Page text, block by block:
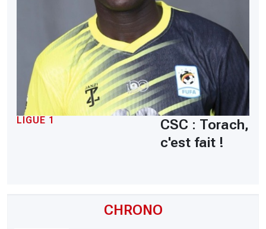
CHRONO
LIGUE 1
CSC : Torach,
c'est fait !